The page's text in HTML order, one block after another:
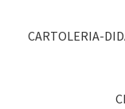
CARTOLERIA-